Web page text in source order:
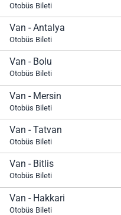
Otobüs Bileti
Van - Antalya
Otobüs Bileti
Van - Bolu
Otobüs Bileti
Van - Mersin
Otobüs Bileti
Van - Tatvan
Otobüs Bileti
Van - Bitlis
Otobüs Bileti
Van - Hakkari
Otobüs Bileti